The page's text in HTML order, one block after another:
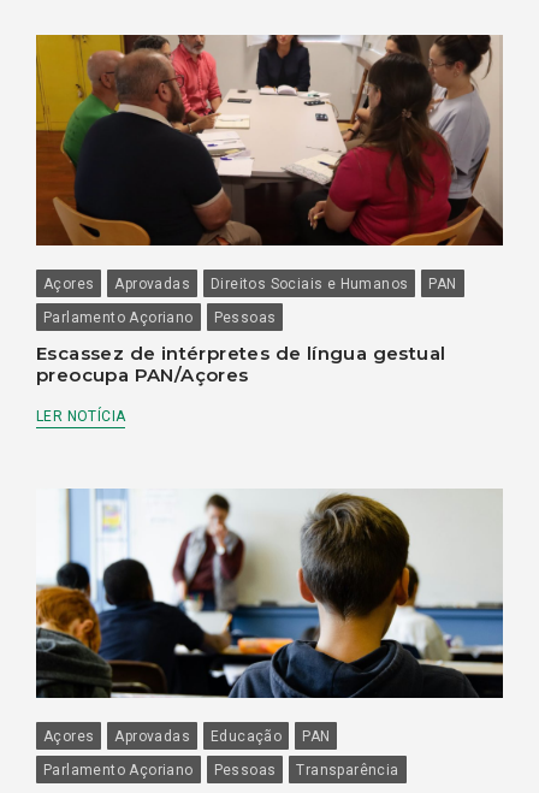
Açores Aprovadas Direitos Sociais e Humanos
PAN
Parlamento Açoriano
Pessoas
Escassez de intérpretes de língua gestual
preocupa PAN/Açores
LER NOTÍCIA
Açores Aprovadas Educação
PAN
Parlamento Açoriano
Pessoas Transparência